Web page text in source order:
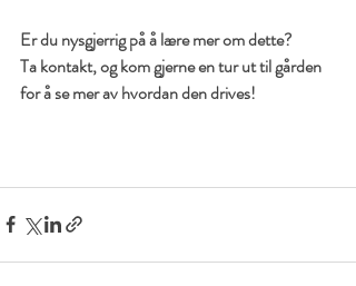
Er du nysgjerrig på å lære mer om dette?
Ta kontakt, og kom gjerne en tur ut til gården
for å se mer av hvordan den drives!